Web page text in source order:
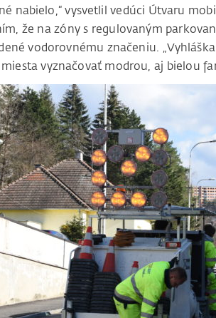
nabielo,“ vysvetlil vedúci Útvaru
že na zóny s regulovaným
vodorovnému značeniu.
vyznačovať modrou, aj bielou